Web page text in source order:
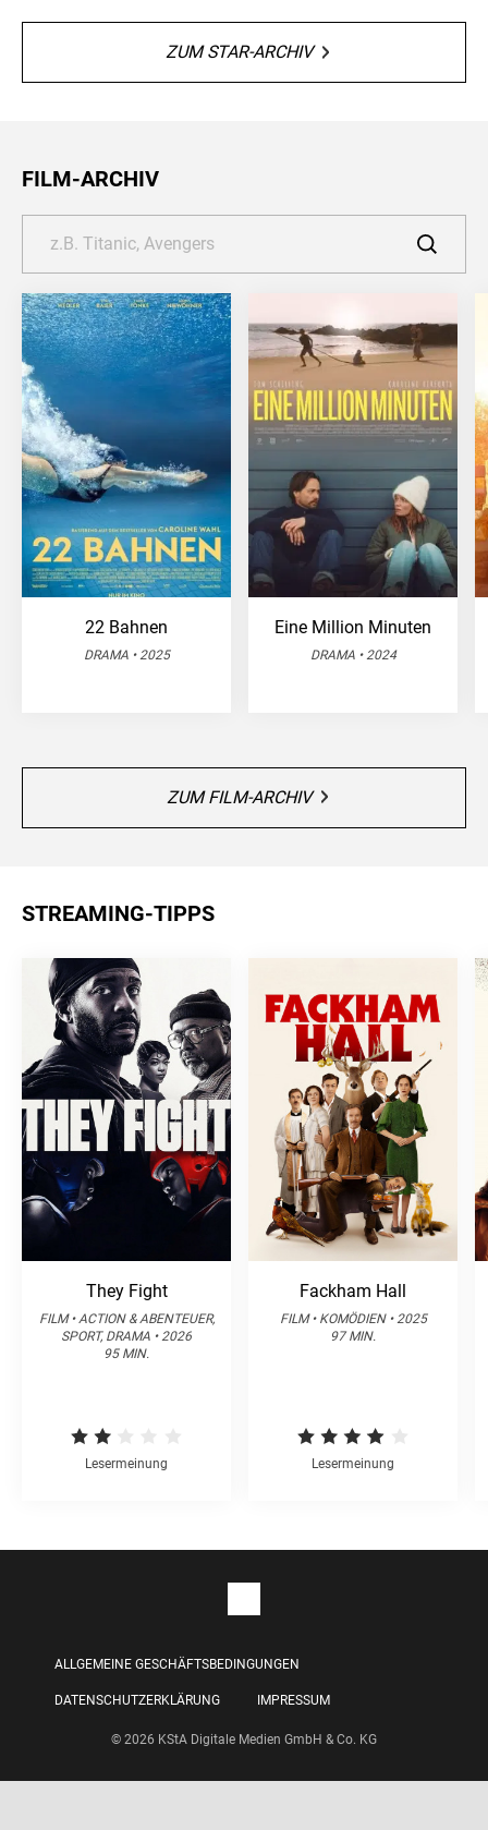
ZUM STAR-ARCHIV
FILM-ARCHIV
22 Bahnen
DRAMA • 2025
Eine Million Minuten
DRAMA • 2024
ZUM FILM-ARCHIV
STREAMING-TIPPS
They Fight
FILM • ACTION & ABENTEUER,
SPORT, DRAMA • 2026
95 MIN.
Lesermeinung
Fackham Hall
FILM • KOMÖDIEN • 2025
97 MIN.
Lesermeinung
ALLGEMEINE GESCHÄFTSBEDINGUNGEN
DATENSCHUTZERKLÄRUNG IMPRESSUM
© 2026 KStA Digitale Medien GmbH & Co. KG